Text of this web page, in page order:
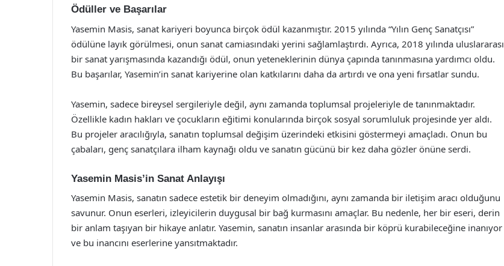
Ödüller ve Başarılar
Yasemin Masis, sanat kariyeri boyunca birçok ödül kazanmıştır. 2015 yılında “Yılın Genç Sanatçısı”
ödülüne layık görülmesi, onun sanat camiasındaki yerini sağlamlaştırdı. Ayrıca, 2018 yılında uluslararası
bir sanat yarışmasında kazandığı ödül, onun yeteneklerinin dünya çapında tanınmasına yardımcı oldu.
Bu başarılar, Yasemin’in sanat kariyerine olan katkılarını daha da artırdı ve ona yeni fırsatlar sundu.
Yasemin, sadece bireysel sergileriyle değil, aynı zamanda toplumsal projeleriyle de tanınmaktadır.
Özellikle kadın hakları ve çocukların eğitimi konularında birçok sosyal sorumluluk projesinde yer aldı.
Bu projeler aracılığıyla, sanatın toplumsal değişim üzerindeki etkisini göstermeyi amaçladı. Onun bu
çabaları, genç sanatçılara ilham kaynağı oldu ve sanatın gücünü bir kez daha gözler önüne serdi.
Yasemin Masis’in Sanat Anlayışı
Yasemin Masis, sanatın sadece estetik bir deneyim olmadığını, aynı zamanda bir iletişim aracı olduğunu
savunur. Onun eserleri, izleyicilerin duygusal bir bağ kurmasını amaçlar. Bu nedenle, her bir eseri, derin
bir anlam taşıyan bir hikaye anlatır. Yasemin, sanatın insanlar arasında bir köprü kurabileceğine inanıyor
ve bu inancını eserlerine yansıtmaktadır.